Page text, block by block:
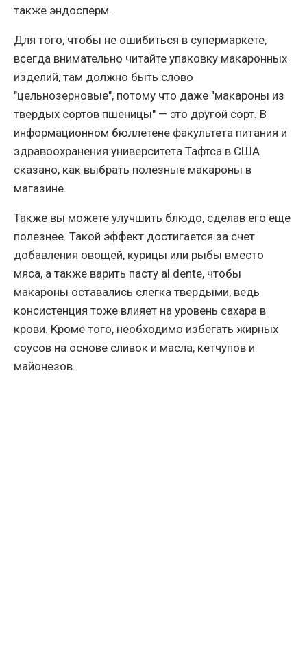
также эндосперм.
Для того, чтобы не ошибиться в супермаркете,
всегда внимательно читайте упаковку макаронных
изделий, там должно быть слово
"цельнозерновые", потому что даже "макароны из
твердых сортов пшеницы" — это другой сорт. В
информационном бюллетене факультета питания и
здравоохранения университета Тафтса в США
сказано, как выбрать полезные макароны в
магазине.
Также вы можете улучшить блюдо, сделав его еще
полезнее. Такой эффект достигается за счет
добавления овощей, курицы или рыбы вместо
мяса, а также варить пасту al dente, чтобы
макароны оставались слегка твердыми, ведь
консистенция тоже влияет на уровень сахара в
крови. Кроме того, необходимо избегать жирных
соусов на основе сливок и масла, кетчупов и
майонезов.